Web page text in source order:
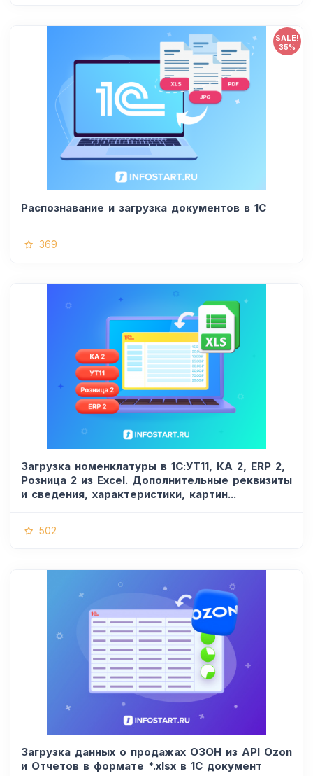
Распознавание и загрузка документов в 1С
369
SALE!
35%
Загрузка номенклатуры в 1С:УТ11, КА 2, ERP 2,
Розница 2 из Excel. Дополнительные реквизиты
и сведения, характеристики, картин...
502
Загрузка данных о продажах ОЗОН из API Ozon
и Отчетов в формате *.xlsx в 1С документ